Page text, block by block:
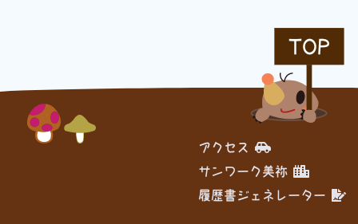
TOP
アクセス
サンワーク美祢
履歴書ジェネレーター